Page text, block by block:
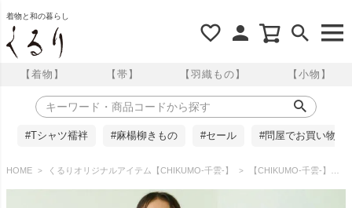
着物と和の暮らし
【着物】 【帯】 【羽織もの】 【小物】
#Tシャツ襦袢 #麻楊柳きもの #セール #問屋でお買い物
HOME くるりオリジナルアイテム【CHIKUMO-千雲-】 【CHIKUMO-千雲-】シープパイルコート/グレー くるり